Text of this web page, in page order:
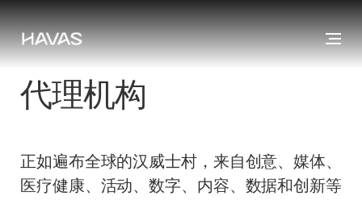
代理机构
正如遍布全球的汉威士村，来自创意、媒体、
医疗健康、活动、数字、内容、数据和创新等